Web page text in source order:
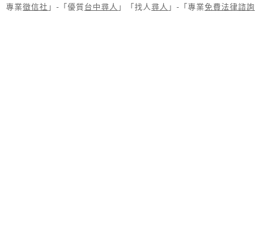
專業徵信社 」-「優質台中尋人 」「找人 尋人 」-「專業免費法律諮詢